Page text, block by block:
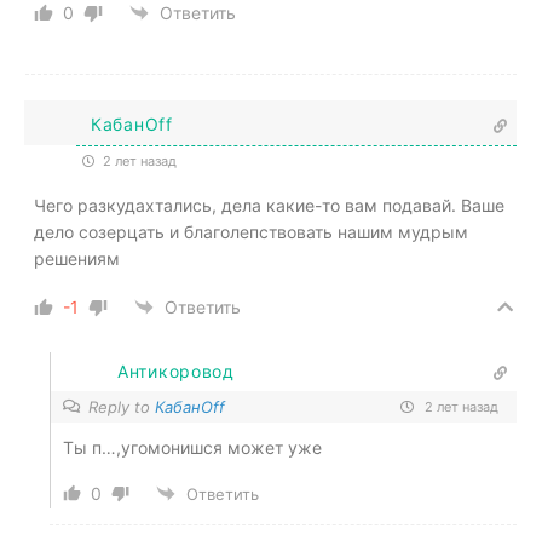
0 Ответить
КабанOff
2 лет назад
Чего разкудахтались, дела какие-то вам подавай. Ваше
дело созерцать и благолепствовать нашим мудрым
решениям
-1 Ответить
Антикоровод
Reply to КабанOff 2 лет назад
Ты п…,угомонишся может уже
0 Ответить